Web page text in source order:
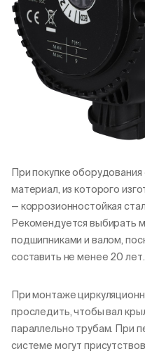
При покупке
материал, из которого
— коррозионностойкая
Рекомендуется выбирать
подшипниками и валом,
составить не менее 20 лет.
При монтаже
проследить, чтобы вал
параллельно трубам. При
системе могут